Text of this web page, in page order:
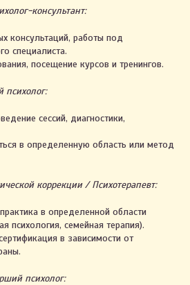
консультант:
консультаций, работы под
специалиста.
посещение курсов и тренингов.
психолог:
сессий, диагностики,
в определенную область или метод
коррекции / Психотерапевт:
в определенной области
психология, семейная терапия).
в зависимости от
психолог: